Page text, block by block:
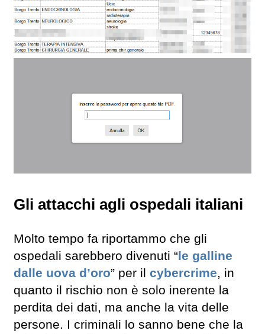
Gli attacchi agli ospedali italiani
Molto tempo fa riportammo che gli
ospedali sarebbero divenuti “le galline
dalle uova d’oro” per il cybercrime, in
quanto il rischio non è solo inerente la
perdita dei dati, ma anche la vita delle
persone. I criminali lo sanno bene che la